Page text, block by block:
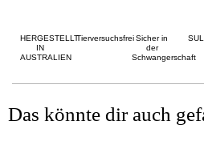
HERGESTELLT
IN
AUSTRALIEN
Tierversuchsfrei Sicher in
der
Schwangerschaft
Das könnte dir auch